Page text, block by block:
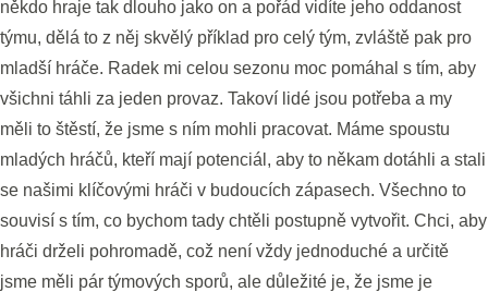
někdo hraje tak dlouho jako on a pořád vidíte jeho oddanost
týmu, dělá to z něj skvělý příklad pro celý tým, zvláště pak pro
mladší hráče. Radek mi celou sezonu moc pomáhal s tím, aby
všichni táhli za jeden provaz. Takoví lidé jsou potřeba a my
měli to štěstí, že jsme s ním mohli pracovat. Máme spoustu
mladých hráčů, kteří mají potenciál, aby to někam dotáhli a stali
se našimi klíčovými hráči v budoucích zápasech. Všechno to
souvisí s tím, co bychom tady chtěli postupně vytvořit. Chci, aby
hráči drželi pohromadě, což není vždy jednoduché a určitě
jsme měli pár týmových sporů, ale důležité je, že jsme je